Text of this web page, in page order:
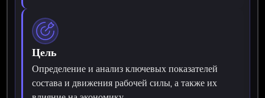
Цель
Определение и анализ ключевых показателей
состава и движения рабочей силы, а также их